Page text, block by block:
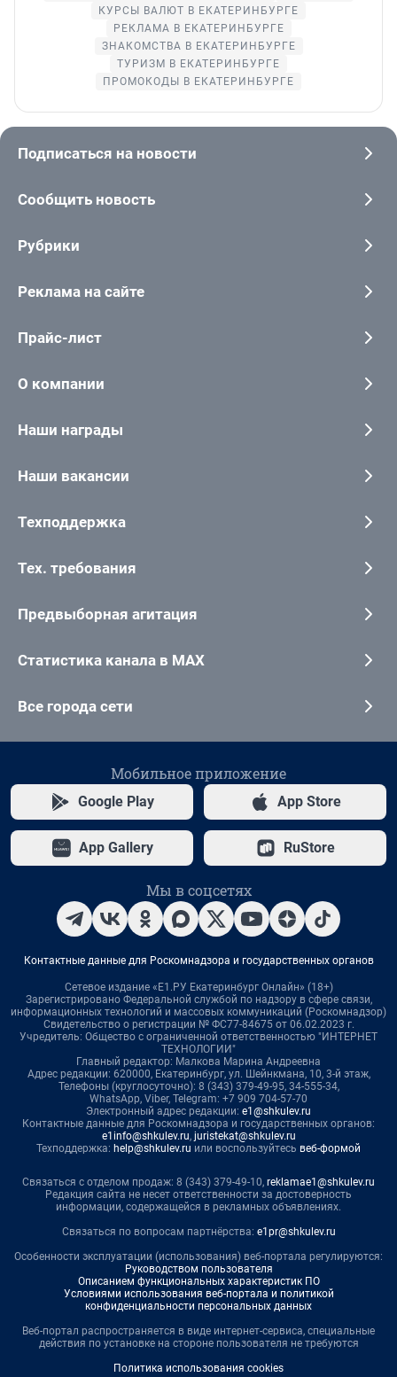
КУРСЫ ВАЛЮТ В ЕКАТЕРИНБУРГЕ
РЕКЛАМА В ЕКАТЕРИНБУРГЕ
ЗНАКОМСТВА В ЕКАТЕРИНБУРГЕ
ТУРИЗМ В ЕКАТЕРИНБУРГЕ
ПРОМОКОДЫ В ЕКАТЕРИНБУРГЕ
Подписаться на новости
Сообщить новость
Рубрики
Реклама на сайте
Прайс-лист
О компании
Наши награды
Наши вакансии
Техподдержка
Тех. требования
Предвыборная агитация
Статистика канала в MAX
Все города сети
Мобильное приложение
Google Play App Store
App Gallery RuStore
Мы в соцсетях
Контактные данные для Роскомнадзора и государственных органов
Сетевое издание «Е1.РУ Екатеринбург Онлайн» (18+)
Зарегистрировано Федеральной службой по надзору в сфере связи,
информационных технологий и массовых коммуникаций (Роскомнадзор)
Свидетельство о регистрации № ФС77-84675 от 06.02.2023 г.
Учредитель: Общество с ограниченной ответственностью "ИНТЕРНЕТ
ТЕХНОЛОГИИ"
Главный редактор: Малкова Марина Андреевна
Адрес редакции: 620000, Екатеринбург, ул. Шейнкмана, 10, 3-й этаж,
Телефоны (круглосуточно): 8 (343) 379-49-95, 34-555-34,
WhatsApp, Viber, Telegram: +7 909 704-57-70
Электронный адрес редакции: e1@shkulev.ru
Контактные данные для Роскомнадзора и государственных органов:
e1info@shkulev.ru, juristekat@shkulev.ru
Техподдержка: help@shkulev.ru или воспользуйтесь веб-формой
Связаться с отделом продаж: 8 (343) 379-49-10, reklamae1@shkulev.ru
Редакция сайта не несет ответственности за достоверность
информации, содержащейся в рекламных объявлениях.
Связаться по вопросам партнёрства: e1pr@shkulev.ru
Особенности эксплуатации (использования) веб-портала регулируются:
Руководством пользователя
Описанием функциональных характеристик ПО
Условиями использования веб-портала и политикой
конфиденциальности персональных данных
Веб-портал распространяется в виде интернет-сервиса, специальные
действия по установке на стороне пользователя не требуются
Политика использования cookies